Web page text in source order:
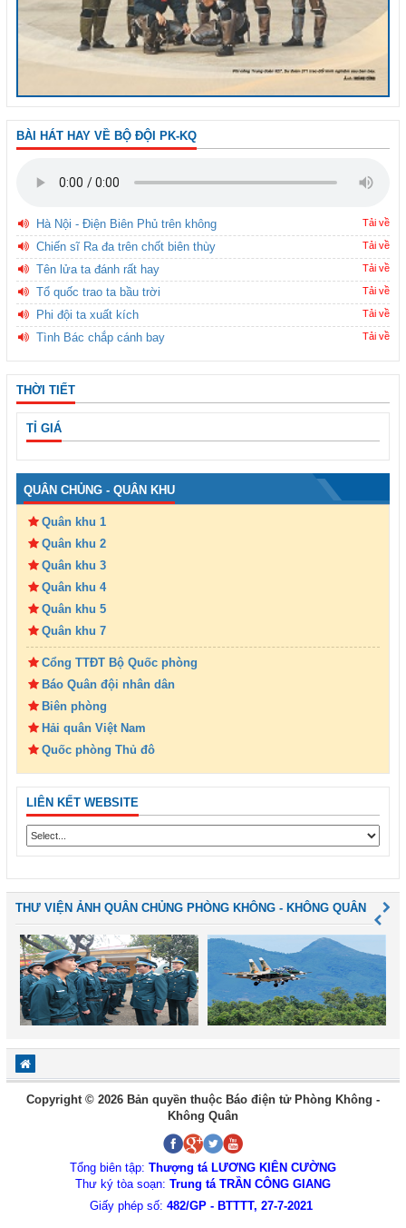
BÀI HÁT HAY VỀ BỘ ĐỘI PK-KQ
Hà Nội - Điện Biên Phủ trên không Tải về
Chiến sĩ Ra đa trên chốt biên thùy Tải về
Tên lửa ta đánh rất hay Tải về
Tổ quốc trao ta bầu trời Tải về
Phi đội ta xuất kích Tải về
Tình Bác chắp cánh bay Tải về
THỜI TIẾT
TỈ GIÁ
QUÂN CHỦNG - QUÂN KHU
Quân khu 1
Quân khu 2
Quân khu 3
Quân khu 4
Quân khu 5
Quân khu 7
Cổng TTĐT Bộ Quốc phòng
Báo Quân đội nhân dân
Biên phòng
Hải quân Việt Nam
Quốc phòng Thủ đô
LIÊN KẾT WEBSITE
THƯ VIỆN ẢNH QUÂN CHỦNG PHÒNG KHÔNG - KHÔNG QUÂN
Copyright © 2026 Bản quyền thuộc Báo điện tử Phòng Không -
Không Quân
Tổng biên tập: Thượng tá LƯƠNG KIÊN CƯỜNG
Thư ký tòa soạn: Trung tá TRẦN CÔNG GIANG
Giấy phép số: 482/GP - BTTTT, 27-7-2021